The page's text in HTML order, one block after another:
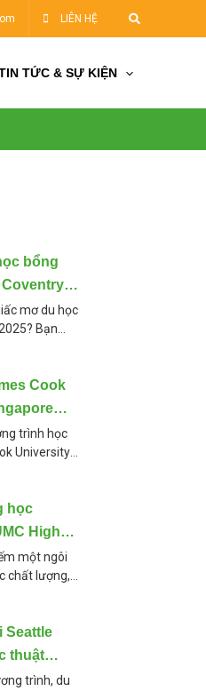
LIÊN HỆ
Tìm
TỨC & SỰ KIỆN
bổng
mơ du học
Bạn
Cook
dành
Việt Nam
trình học
University
Education
học
High
vào Đại
một ngôi
chất lượng,
học
Seattle
thuật
chuyên
trình, du